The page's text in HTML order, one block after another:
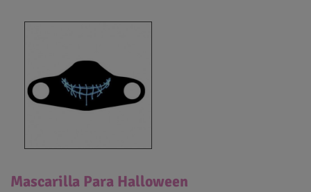
Mascarilla Para Halloween